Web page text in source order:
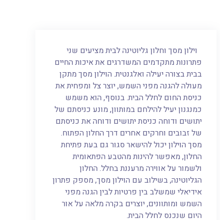
וילון מסך וחלון גליוטינה לבית מציעים שני
פתרונות מתקדמים המשדרגים את איכות החיים
בבית בצורה יעילה ואלגנטית. הוילון מסך מתקן
מעולה להגנה מפני השמש, יוצר צל ומפחית את
כניסת החום לחלל הבית. בנוסף, הוא משמש
כמנגנון יעיל להילחם במותוון, מונע כניסתם של
יתושים ודוחה כניסת יתושים ודוחה את כניסתם
של זבובים וחרקים אחרים דרך החלון הפתוח.
מסך הוילון יכול להישאר סגור גם בעת פתיחת
החלון, מאפשר להינות מהטבע הפתאומית
ולשמור על אווירה מרעננת בחלל. החלון
הגליוטינה, בשילוב עם הוילון מסך, מספק פתרון
אידיאלי שמשלב בין פרטיות לבין הגנה מפני
השמש ומותוונים, יוצרים בקרה מלאה על אור
היום שנכנס לחלל הבית.